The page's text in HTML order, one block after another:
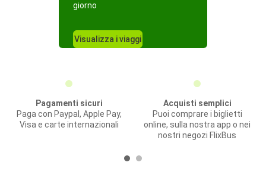
giorno
Visualizza i viaggi
Pagamenti sicuri
Paga con Paypal, Apple Pay,
Visa e carte internazionali
Acquisti semplici
Puoi comprare i biglietti
online, sulla nostra app o nei
nostri negozi FlixBus